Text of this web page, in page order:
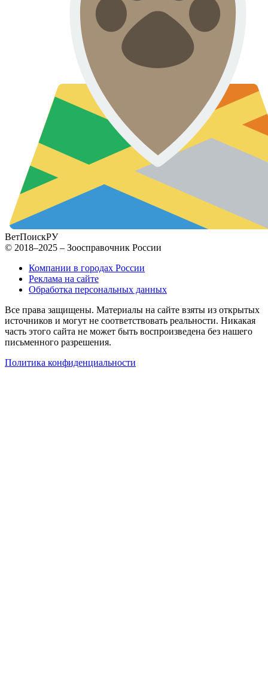
ВетПоискРУ
© 2018–2025 – Зоосправочник России
Компании в городах России
Реклама на сайте
Обработка персональных данных
Все права защищены. Материалы на сайте взяты из открытых
источников и могут не соответствовать реальности. Никакая
часть этого сайта не может быть воспроизведена без нашего
письменного разрешения.
Политика конфиденциальности